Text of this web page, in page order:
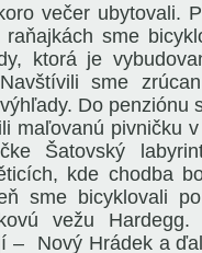
večer ubytovali.
sme
ktorá je
sme
Do penziónu
maľovanú pivničku
Šatovský
kde chodba
sme bicyklovali
vežu
– Nový Hrádek a